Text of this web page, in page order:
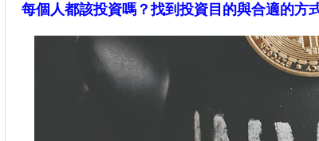
每個人都該投資嗎？找到投資目的與合適的方